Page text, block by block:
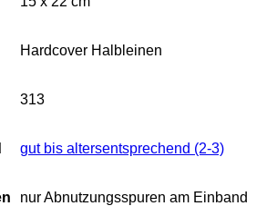
Hardcover Halbleinen
313
gut bis altersentsprechend (2-3)
nur Abnutzungsspuren am Einband